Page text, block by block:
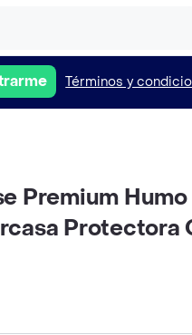
Términos y
Premium
Protectora